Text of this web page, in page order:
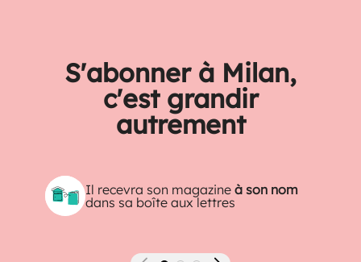
S'abonner à Milan,
c'est grandir
autrement
Il recevra son magazineà son nom
dans sa boîte aux lettres